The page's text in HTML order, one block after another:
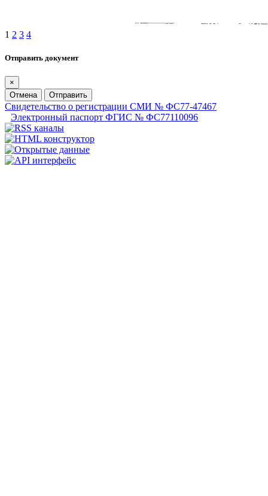
1 2 3 4
Отправить документ
×
Отмена
Отправить
Свидетельство о регистрации СМИ № ФС77-47467
Электронный паспорт ФГИС № ФС77110096